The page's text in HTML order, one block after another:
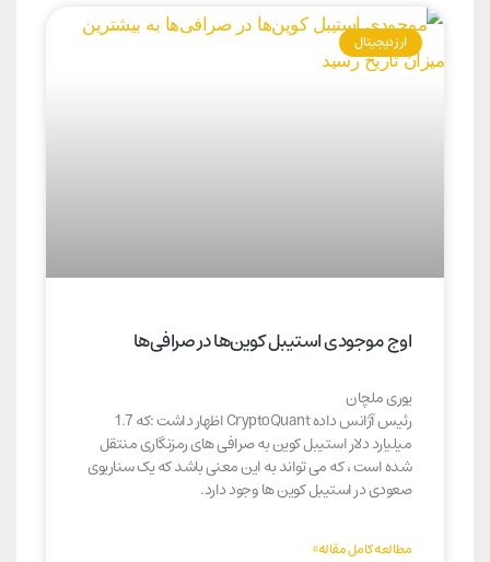
ارز دیجیتال
اوج موجودی استیبل کوین‌ها در صرافی‌ها
یوری ملچان
رئیس آژانس داده CryptoQuant اظهار داشت :که 1.7
میلیارد دلار استیبل کوین به صرافی های رمزنگاری منتقل
شده است ، که می تواند به این معنی باشد که یک سناریوی
صعودی در استیبل کوین ها وجود دارد.
مطالعه کامل مقاله»